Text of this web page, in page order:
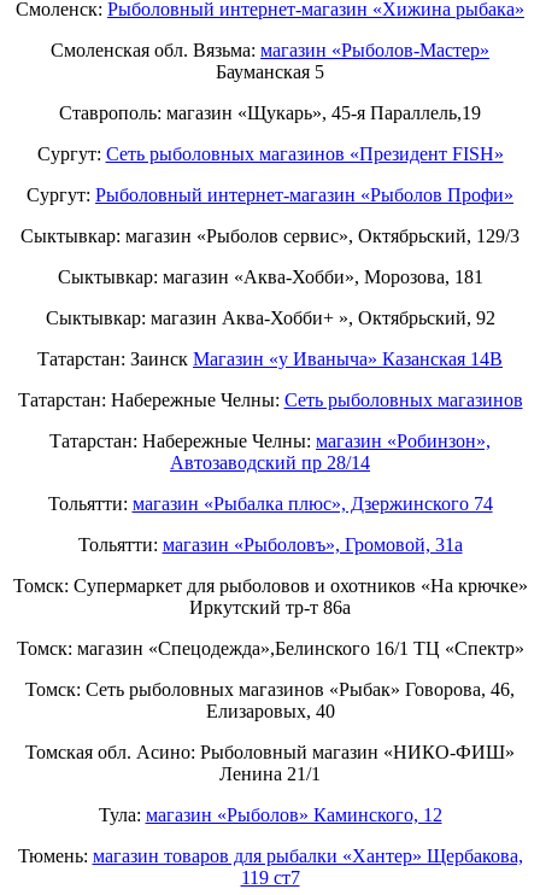
Смоленск: Рыболовный интернет-магазин «Хижина рыбака»
Смоленская обл. Вязьма: магазин «Рыболов-Мастер»
Бауманская 5
Ставрополь: магазин «Щукарь», 45-я Параллель,19
Сургут: Сеть рыболовных магазинов «Президент FISH»
Сургут: Рыболовный интернет-магазин «Рыболов Профи»
Сыктывкар: магазин «Рыболов сервис», Октябрьский, 129/3
Сыктывкар: магазин «Аква-Хобби», Морозова, 181
Сыктывкар: магазин Аква-Хобби+ », Октябрьский, 92
Татарстан: Заинск Магазин «у Иваныча» Казанская 14В
Татарстан: Набережные Челны: Cеть рыболовных магазинов
Татарстан: Набережные Челны: магазин «Робинзон»,
Автозаводский пр 28/14
Тольятти: магазин «Рыбалка плюс», Дзержинского 74
Тольятти: магазин «Рыболовъ», Громовой, 31а
Томск: Супермаркет для рыболовов и охотников «На крючке»
Иркутский тр-т 86а
Томск: магазин «Спецодежда»,Белинского 16/1 ТЦ «Спектр»
Томск: Сеть рыболовных магазинов «Рыбак» Говорова, 46,
Елизаровых, 40
Томская обл. Асино: Рыболовный магазин «НИКО-ФИШ»
Ленина 21/1
Тула: магазин «Рыболов» Каминского, 12
Тюмень: магазин товаров для рыбалки «Хантер» Щербакова,
119 ст7